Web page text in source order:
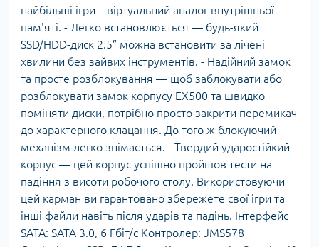
найбільші ігри – віртуальний аналог внутрішньої
пам'яті. - Легко встановлюється — будь-який
SSD/HDD-диск 2.5” можна встановити за лічені
хвилини без зайвих інструментів. - Надійний замок
та просте розблокування — щоб заблокувати або
розблокувати замок корпусу EX500 та швидко
поміняти диски, потрібно просто закрити перемикач
до характерного клацання. До того ж блокуючий
механізм легко знімається. - Твердий ударостійкий
корпус — цей корпус успішно пройшов тести на
падіння з висоти робочого столу. Використовуючи
цей карман ви гарантовано збережете свої ігри та
інші файли навіть після ударів та падінь. Інтерфейс
SATA: SATA 3.0, 6 Гбіт/с Контролер: JMS578